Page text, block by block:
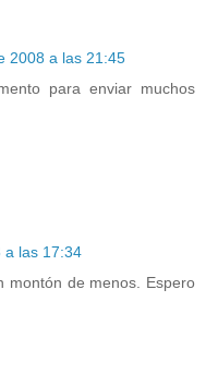
2008 a las 21:45
para enviar muchos
a las 17:34
montón de menos. Espero